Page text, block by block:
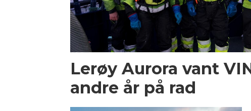
Lerøy Aurora vant
andre år på rad